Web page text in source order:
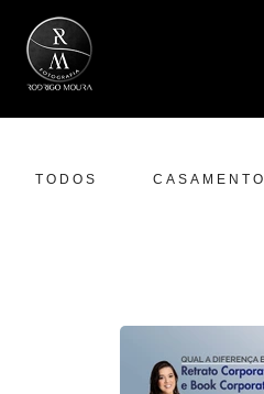
TODOS CASAMENTO